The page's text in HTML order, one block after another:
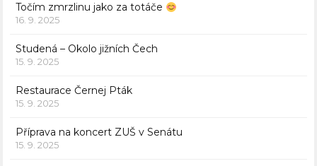
Točím zmrzlinu jako za totáče
16. 9. 2025
Studená – Okolo jižních Čech
15. 9. 2025
Restaurace Černej Pták
15. 9. 2025
Příprava na koncert ZUŠ v Senátu
15. 9. 2025